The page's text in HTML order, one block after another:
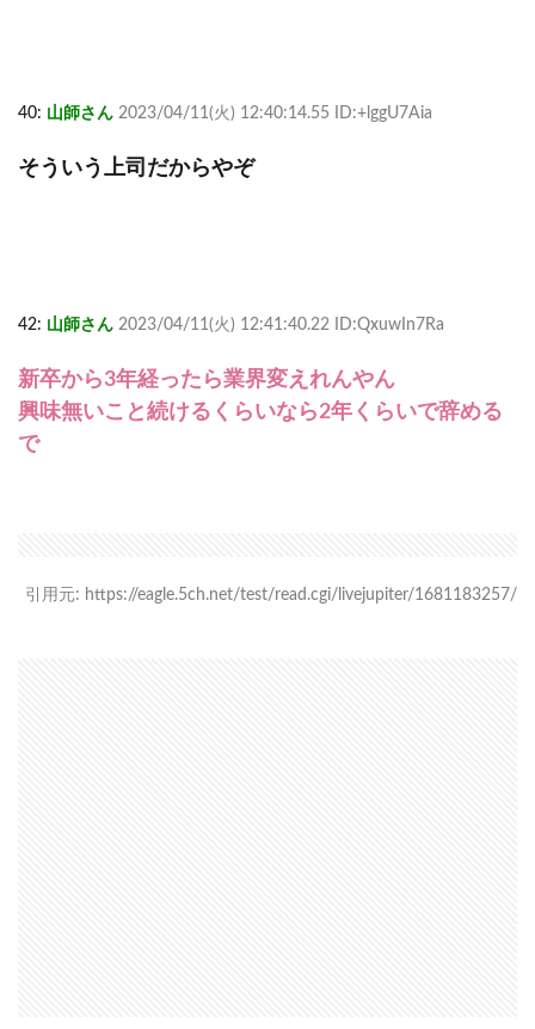
40: 山師さん 2023/04/11(火) 12:40:14.55 ID:+lggU7Aia
そういう上司だからやぞ
42: 山師さん 2023/04/11(火) 12:41:40.22 ID:QxuwIn7Ra
新卒から3年経ったら業界変えれんやん
興味無いこと続けるくらいなら2年くらいで辞める
で
引用元: https://eagle.5ch.net/test/read.cgi/livejupiter/1681183257/